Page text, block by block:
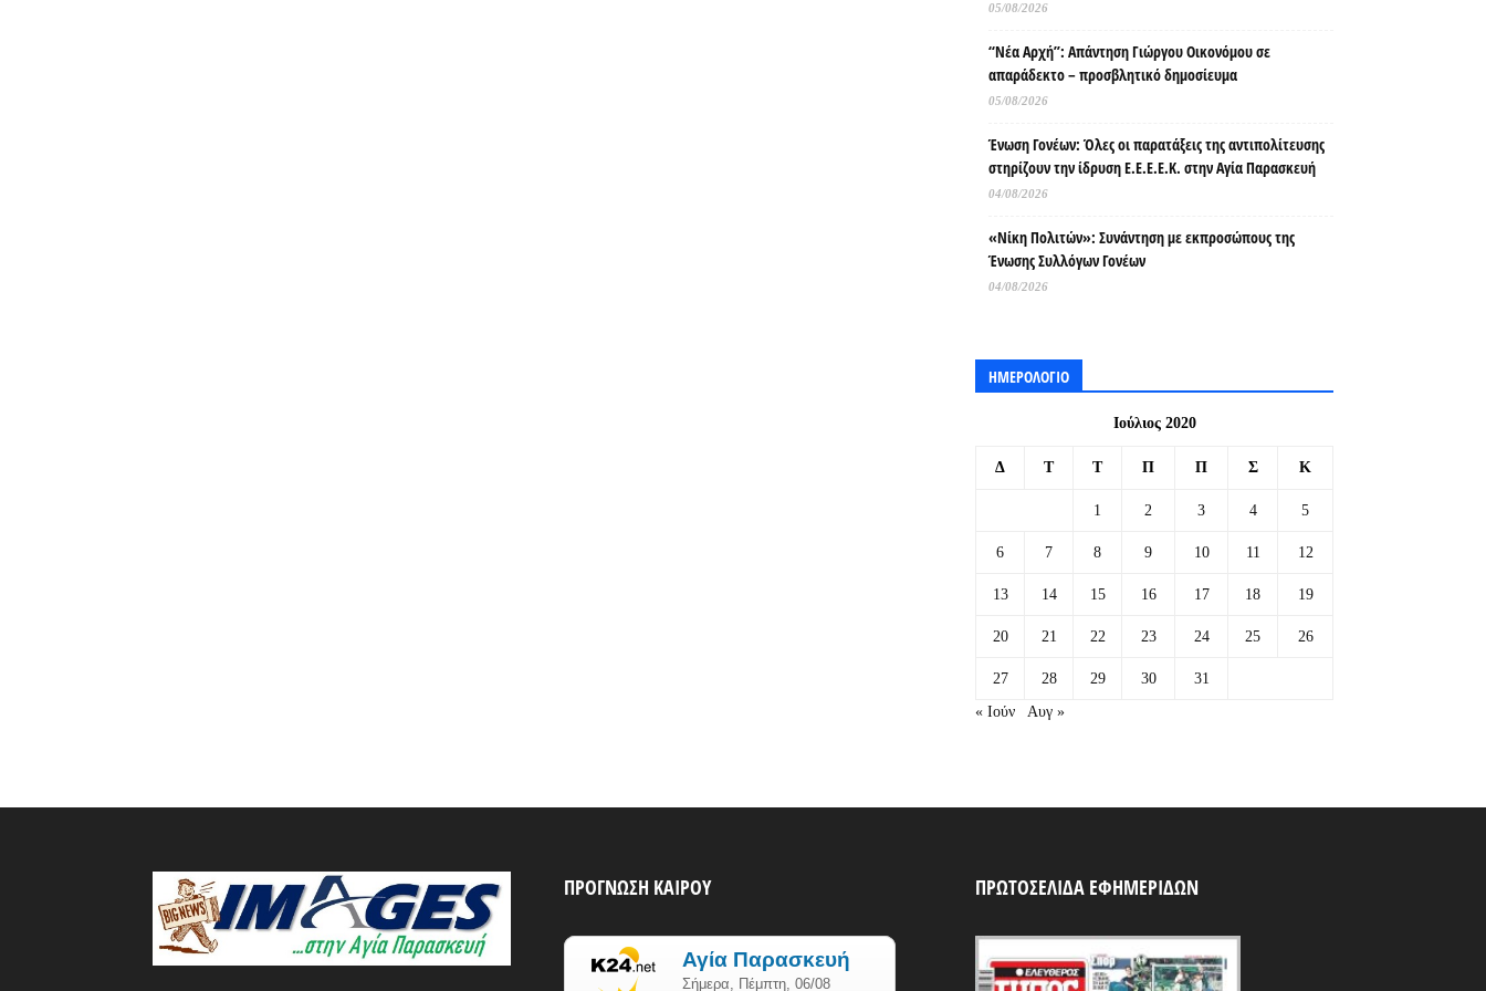
05/08/2026
“Νέα Αρχή”: Απάντηση Γιώργου Οικονόμου σε
απαράδεκτο – προσβλητικό δημοσίευμα
05/08/2026
Ένωση Γονέων: Όλες οι παρατάξεις της αντιπολίτευσης
στηρίζουν την ίδρυση Ε.Ε.Ε.Ε.Κ. στην Αγία Παρασκευή
04/08/2026
«Νίκη Πολιτών»: Συνάντηση με εκπροσώπους της
Ένωσης Συλλόγων Γονέων
04/08/2026
ΗΜΕΡΟΛΟΓΙΟ
Ιούλιος 2020
Δ Τ Τ Π Π Σ Κ
1 2 3 4 5
6 7 8 9 10 11 12
13 14 15 16 17 18 19
20 21 22 23 24 25 26
27 28 29 30
31
« Ιούν
Αυγ »
ΠΡΟΓΝΩΣΗ ΚΑΙΡΟΥ ΠΡΩΤΟΣΕΛΙΔΑ ΕΦΗΜΕΡΙΔΩΝ